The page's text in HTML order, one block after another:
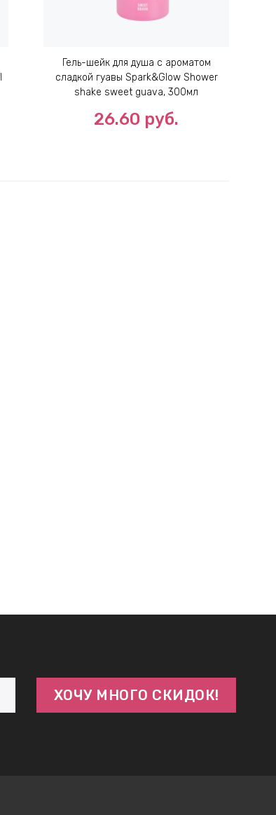
Гель-шейк для душа с ароматом
сладкой гуавы Spark&Glow Shower
shake sweet guava, 300мл
26.60 руб.